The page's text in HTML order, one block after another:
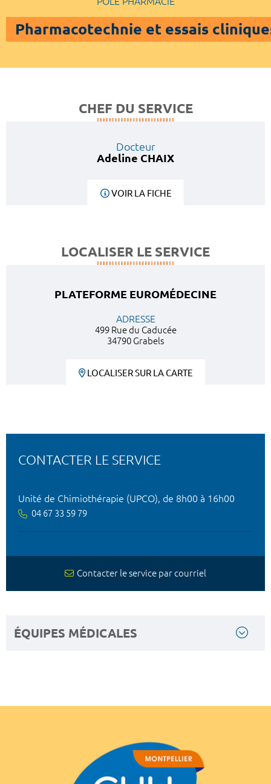
Pharmacotechnie et essais
CHEF DU SERVICE
Docteur
Adeline CHAIX
VOIR LA FICHE
LOCALISER LE SERVICE
PLATEFORME EUROMÉDECINE
ADRESSE
499 Rue du Caducée
34790 Grabels
LOCALISER SUR LA CARTE
CONTACTER LE SERVICE
Unité de Chimiothérapie (UPCO), de 8h00 à 16h00
04 67 33 59 79
Contacter le service par courriel
ÉQUIPES MÉDICALES